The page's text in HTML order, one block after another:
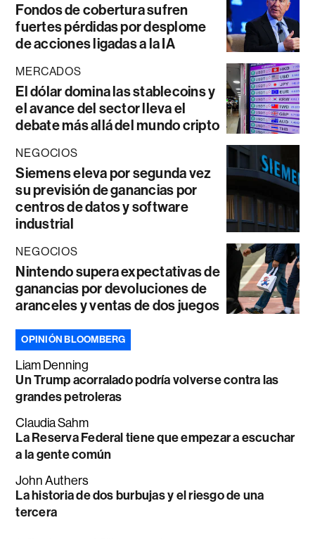
Fondos de cobertura sufren
fuertes pérdidas por desplome
de acciones ligadas a la IA
MERCADOS
El dólar domina las stablecoins y
el avance del sector lleva el
debate más allá del mundo cripto
NEGOCIOS
Siemens eleva por segunda vez
su previsión de ganancias por
centros de datos y software
industrial
NEGOCIOS
Nintendo supera expectativas de
ganancias por devoluciones de
aranceles y ventas de dos juegos
OPINIÓN BLOOMBERG
Liam Denning
Un Trump acorralado podría volverse contra las
grandes petroleras
Claudia Sahm
La Reserva Federal tiene que empezar a escuchar
a la gente común
John Authers
La historia de dos burbujas y el riesgo de una
tercera